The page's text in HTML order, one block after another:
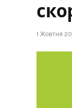
1 Жовтня